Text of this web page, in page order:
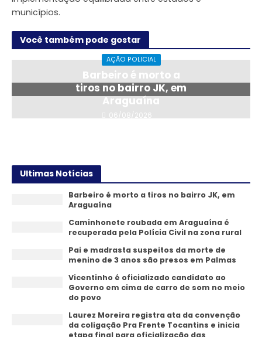
municípios.
Você também pode gostar
AÇÃO POLICIAL
Barbeiro é morto a
tiros no bairro JK, em
Araguaína
06/08/2026
Ultimas Notícias
Barbeiro é morto a tiros no bairro JK, em
Araguaína
Caminhonete roubada em Araguaína é
recuperada pela Polícia Civil na zona rural
Pai e madrasta suspeitos da morte de
menino de 3 anos são presos em Palmas
Vicentinho é oficializado candidato ao
Governo em cima de carro de som no meio
do povo
Laurez Moreira registra ata da convenção
da coligação Pra Frente Tocantins e inicia